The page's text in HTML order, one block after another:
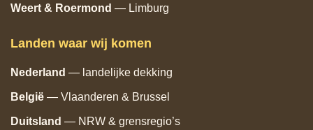
Weert & Roermond — Limburg
Landen waar wij komen
Nederland — landelijke dekking
België — Vlaanderen & Brussel
Duitsland — NRW & grensregio’s